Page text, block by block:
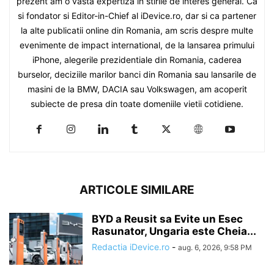
si fondator si Editor-in-Chief al iDevice.ro, dar si ca partener
la alte publicatii online din Romania, am scris despre multe
evenimente de impact international, de la lansarea primului
iPhone, alegerile prezidentiale din Romania, caderea
burselor, deciziile marilor banci din Romania sau lansarile de
masini de la BMW, DACIA sau Volkswagen, am acoperit
subiecte de presa din toate domeniile vietii cotidiene.
ARTICOLE SIMILARE
BYD a Reusit sa Evite un Esec
Rasunator, Ungaria este Cheia...
Redactia iDevice.ro - aug. 6, 2026, 9:58 PM